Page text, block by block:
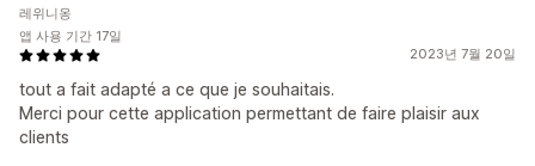
2023년 7월 20일
tout a fait adapté a ce que je souhaitais.
Merci pour cette application permettant de faire plaisir aux
clients
레위니옹
앱 사용 기간 17일